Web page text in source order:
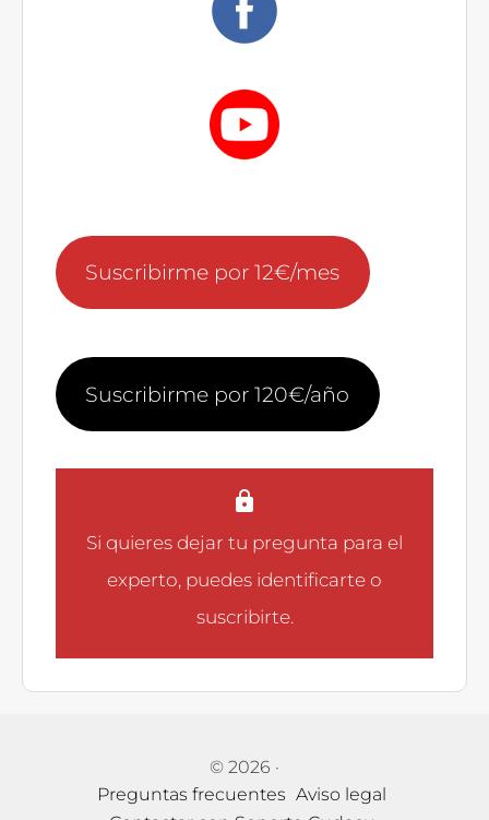
Suscribirme por 12€/mes
Suscribirme por 120€/año
Si quieres dejar tu pregunta para el
experto, puedes identificarte o
suscribirte.
© 2026 ·
Preguntas frecuentes Aviso legal